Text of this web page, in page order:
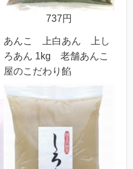
737円
あんこ 上白あん 上し
ろあん 1kg 老舗あんこ
屋のこだわり餡